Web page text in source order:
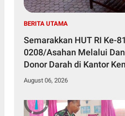
BERITA UTAMA
Semarakkan HUT RI Ke-
0208/Asahan Melalui
Donor Darah di Kantor
August 06, 2026